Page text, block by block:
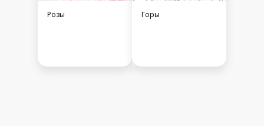
Розы Горы